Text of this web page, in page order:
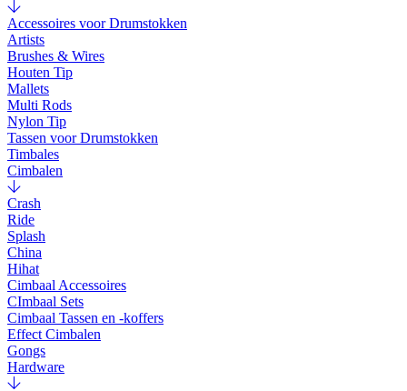
Accessoires voor Drumstokken
Artists
Brushes & Wires
Houten Tip
Mallets
Multi Rods
Nylon Tip
Tassen voor Drumstokken
Timbales
Cimbalen
Crash
Ride
Splash
China
Hihat
Cimbaal Accessoires
CImbaal Sets
Cimbaal Tassen en -koffers
Effect Cimbalen
Gongs
Hardware